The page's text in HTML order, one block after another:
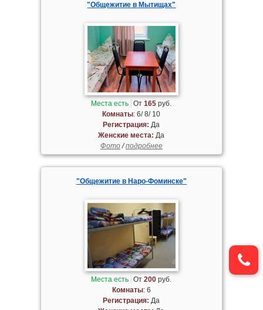
"Общежитие в Мытищах"
Места есть От165 руб.
Комнаты: 6/ 8/ 10
Регистрация: Да
Женские места: Да
Фото/подробнее
"Общежитие в Наро-Фоминске"
Места есть От200 руб.
Комнаты: 6
Регистрация: Да